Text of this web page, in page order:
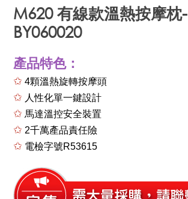
M620 有線款溫熱按摩枕-
BY060020
產品特色：
✩ 4顆溫熱旋轉按摩頭
✩ 人性化單一鍵設計
✩ 馬達溫控安全裝置
✩ 2千萬產品責任險
✩ 電檢字號R53615